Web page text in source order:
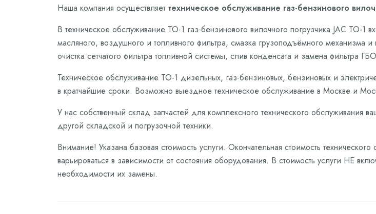
Наша компания осуществляет техническое обслуживание газ-бензинового
В техническое обслуживание ТО-1 газ-бензинового вилочного погрузчика JAC ТО-
масляного, воздушного и топливного фильтра, смазка грузоподъёмного механизма
очистка сетчатого фильтра топливной системы, слив конденсата и замена фильтра
Техническое обслуживание ТО-1 дизельных, газ-бензиновых, бензиновых и
в кратчайшие сроки. Возможно выездное техническое обслуживание в Москве и
У нас собственный склад запчастей для комплексного технического обслуживания
другой складской и погрузочной техники.
Внимание! Указана базовая стоимость услуги. Окончательная стоимость
варьироваться в зависимости от состояния оборудования. В стоимость услуги НЕ
необходимости их замены.